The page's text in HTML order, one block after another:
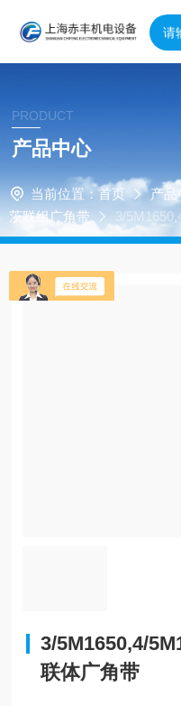
PRODUCT
产品中心
当前位置： 首页 产品
茨联组广角带
3/
广角带
3/5M1650,4/
联体广角带